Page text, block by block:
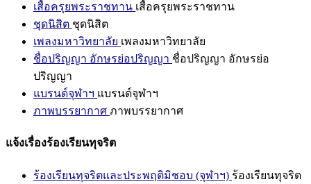
เสื้อครุยพระราชทาน เสื้อครุยพระราชทาน
ชุดนิสิต ชุดนิสิต
เพลงมหาวิทยาลัย เพลงมหาวิทยาลัย
ชื่อปริญญา อักษรย่อปริญญา ชื่อปริญญา อักษรย่อ
ปริญญา
แบรนด์จุฬาฯ แบรนด์จุฬาฯ
ภาพบรรยากาศ ภาพบรรยากาศ
แจ้งเรื่องร้องเรียนทุจริต
ร้องเรียนทุจริตและประพฤติมิชอบ (จุฬาฯ) ร้องเรียนทุจริต